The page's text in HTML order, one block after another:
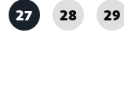
27 28 29